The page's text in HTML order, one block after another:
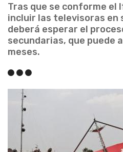
Tras que se conforme el
incluir las televisoras en
deberá esperar el
secundarias, que puede
meses.